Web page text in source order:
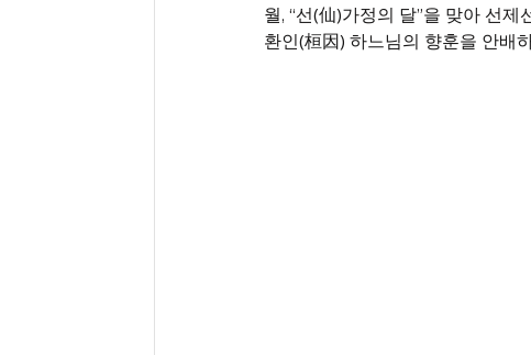
월, “선(仙)가정의 달”을 맞아 선
환인(桓因) 하느님의 향훈을 안배